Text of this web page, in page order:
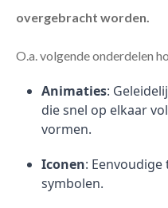
overgebracht worden.
O.a. volgende onderdelen
Animaties:
die snel op elkaar
vormen.
Iconen:
symbolen.